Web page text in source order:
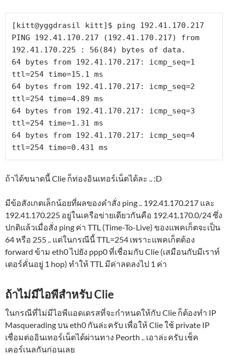
[kitt@yggdrasil kitt]$ ping 192.41.170.217
PING 192.41.170.217 (192.41.170.217) from
192.41.170.225 : 56(84) bytes of data.
64 bytes from 192.41.170.217: icmp_seq=1
ttl=254 time=15.1 ms
64 bytes from 192.41.170.217: icmp_seq=2
ttl=254 time=4.89 ms
64 bytes from 192.41.170.217: icmp_seq=3
ttl=254 time=1.31 ms
64 bytes from 192.41.170.217: icmp_seq=4
ttl=254 time=0.431 ms
ถ้าได้ขนาดนี้ Clie ก็ท่องอินเทอร์เน็ตได้ละ .. :D
มีข้อสังเกตเล็กน้อยที่ผลของคำสั่ง ping .. 192.41.170.217 และ
192.41.170.225 อยู่ในเครือข่ายเดียวกันคือ 192.41.170.0/24 ซึ่ง
ปกติแล้วเมื่อสั่ง ping ค่า TTL (Time-To-Live) ของแพคเก็ตจะเป็น
64 หรือ 255 .. แต่ในกรณีนี้ TTL=254 เพราะแพคเก็ตต้อง
forward ข้าม eth0 ไปยัง ppp0 ที่เชื่อมกับ Clie (เสมือนกับมีเราท์
เตอร์คั่นอยู่ 1 hop) ทำให้ TTL มีค่าลดลงไป 1 ค่า
ถ้าไม่มีไอพีสำหรับ Clie
ในกรณีที่ไม่มีไอพีแอดเดรสที่จะกำหนดให้กับ Clie ก็ต้องทำ IP
Masquerading บน eth0 กันล่ะครับ เพื่อให้ Clie ใช้ private IP
เชื่อมต่ออินเทอร์เน็ตได้ผ่านทาง Peorth .. เอาล่ะครับ เช็ค
เคอร์เนลกันก่อนเลย